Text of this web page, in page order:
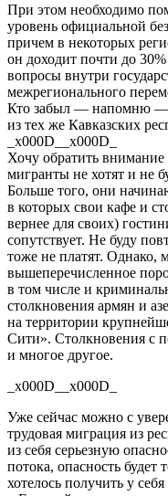
При этом необходимо
уровень официальной
причем в некоторых
он доходит почти до
вопросы внутри
межрегионального
Кто забыл — напомню —
из тех же Кавказских
_x000D__x000D_
Хочу обратить
мигранты не хотят и не
Больше того, они
в которых свои кафе и
вернее для своих)
сопутствует. Не буду
тоже не платят. Однако,
вышеперечисленное
в том числе и
столкновения армян и
на территории
Сити». Столкновения с
и многое другое.
_x000D__x000D_
Уже сейчас можно с
трудовая миграция из
из себя серьезную
потока, опасность будет
хотелось получить у